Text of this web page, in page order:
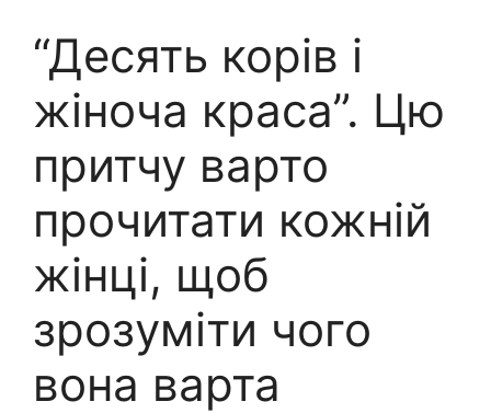
“Десять корів і
жіноча краса”. Цю
притчу варто
прочитати кожній
жінці, щоб
зрозуміти чого
вона варта